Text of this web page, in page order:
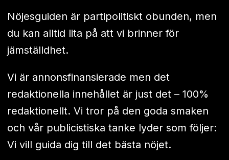
Nöjesguiden är partipolitiskt obunden, men
du kan alltid lita på att vi brinner för
jämställdhet.
Vi är annonsfinansierade men det
redaktionella innehållet är just det – 100%
redaktionellt. Vi tror på den goda smaken
och vår publicistiska tanke lyder som följer:
Vi vill guida dig till det bästa nöjet.